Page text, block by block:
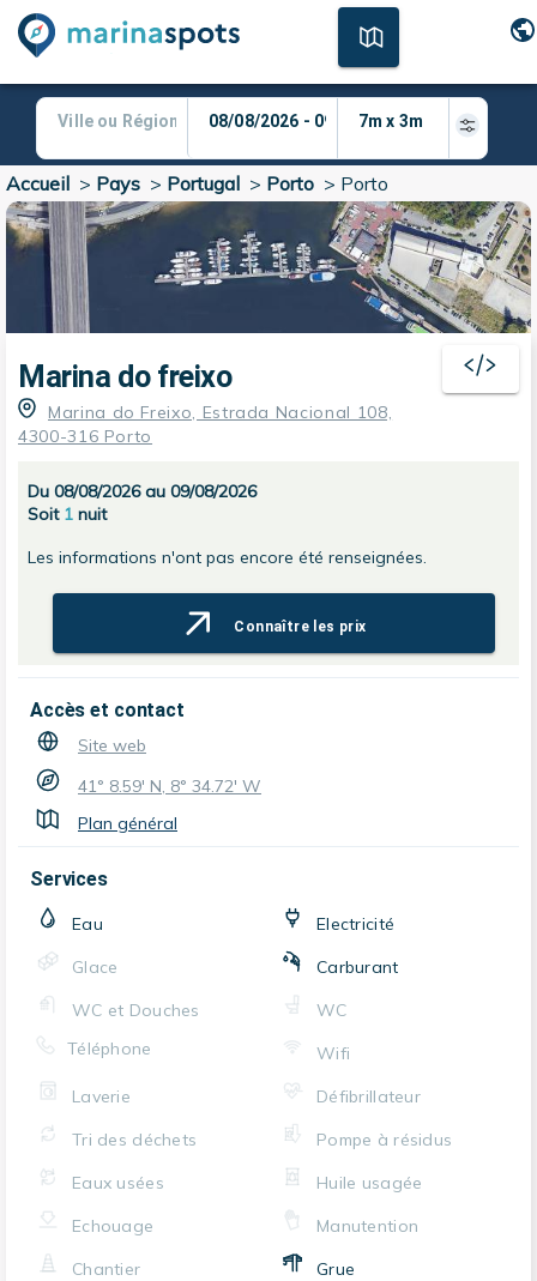
Accueil > Pays > Portugal > Porto > Porto
Marina do freixo
Marina do Freixo, Estrada Nacional 108,
4300-316 Porto
Du 08/08/2026 au 09/08/2026
Soit 1 nuit
Les informations n'ont pas encore été renseignées.
Connaître les prix
Accès et contact
Site web
41° 8.59' N, 8° 34.72' W
Plan général
Services
Eau
Electricité
Glace
Carburant
WC et Douches
WC
Téléphone
Wifi
Laverie
Défibrillateur
Tri des déchets
Pompe à résidus
Eaux usées
Huile usagée
Echouage
Manutention
Chantier
Grue